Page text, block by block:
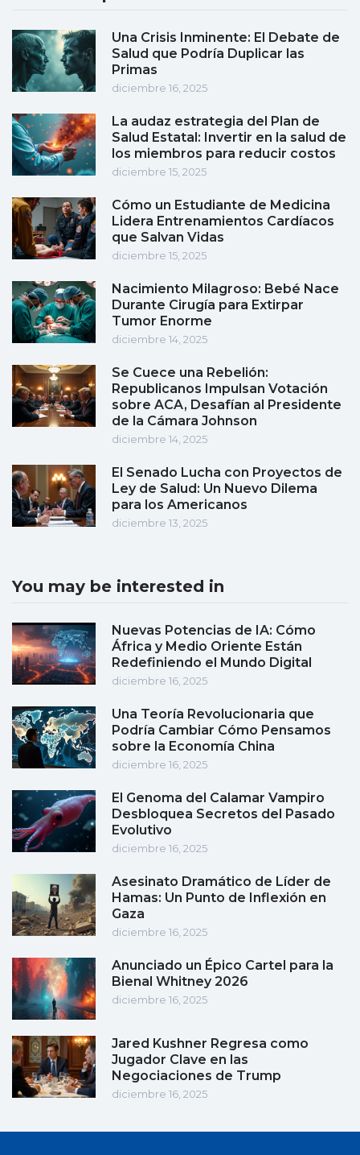
Una Crisis Inminente: El Debate de
Salud que Podría Duplicar las
Primas
diciembre 16, 2025
La audaz estrategia del Plan de
Salud Estatal: Invertir en la salud de
los miembros para reducir costos
diciembre 15, 2025
Cómo un Estudiante de Medicina
Lidera Entrenamientos Cardíacos
que Salvan Vidas
diciembre 15, 2025
Nacimiento Milagroso: Bebé Nace
Durante Cirugía para Extirpar
Tumor Enorme
diciembre 14, 2025
Se Cuece una Rebelión:
Republicanos Impulsan Votación
sobre ACA, Desafían al Presidente
de la Cámara Johnson
diciembre 14, 2025
El Senado Lucha con Proyectos de
Ley de Salud: Un Nuevo Dilema
para los Americanos
diciembre 13, 2025
You may be interested in
Nuevas Potencias de IA: Cómo
África y Medio Oriente Están
Redefiniendo el Mundo Digital
diciembre 16, 2025
Una Teoría Revolucionaria que
Podría Cambiar Cómo Pensamos
sobre la Economía China
diciembre 16, 2025
El Genoma del Calamar Vampiro
Desbloquea Secretos del Pasado
Evolutivo
diciembre 16, 2025
Asesinato Dramático de Líder de
Hamas: Un Punto de Inflexión en
Gaza
diciembre 16, 2025
Anunciado un Épico Cartel para la
Bienal Whitney 2026
diciembre 16, 2025
Jared Kushner Regresa como
Jugador Clave en las
Negociaciones de Trump
diciembre 16, 2025